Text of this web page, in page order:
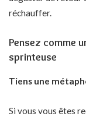
réchauffer.
Pensez comme
sprinteuse
Tiens une
Si vous vous êtes